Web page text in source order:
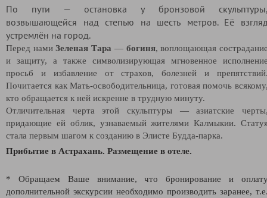
По пути — остановка у бронзовой
возвышающейся над степью на шесть метров. Её
устремлён на город.
Перед намиЗеленая Тара — богиня, воплощающая
и защиту, а также символизирующая мгновенное
просьб и избавление от страхов, болезней и
Почитается как Мать-освободительница, готовая помочь
кто обращается к ней искренне в трудную минуту.
Отличительная черта этой скульптуры — азиатские
придающие ей облик, узнаваемый жителями Калмыкии.
стала первым шагом к созданию в Элисте Будда-парка.
Прибытие в Астрахань. Размещение в отеле.
* Обращаем Ваше внимание, что бронирование и
дополнительной экскурсии необходимо производить заранее,